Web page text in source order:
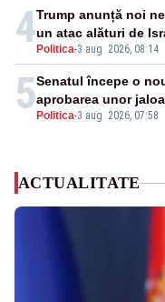
4 Politica-3 aug. 2026, 08:14
Trump anunță noi
un atac alături de
5 Politica-3 aug. 2026, 07:58
Senatul începe o
aprobarea unor
ACTUALITATE